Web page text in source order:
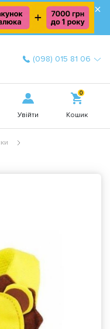
×
(098) 015 81 06
Увійти
0
Кошик